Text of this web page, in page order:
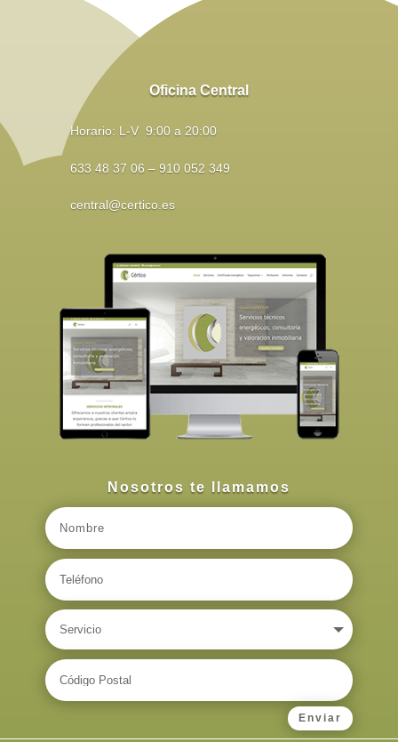
Oficina Central
Horario: L-V 9:00 a 20:00
633 48 37 06 – 910 052 349
central@certico.es
Nosotros te llamamos
Enviar